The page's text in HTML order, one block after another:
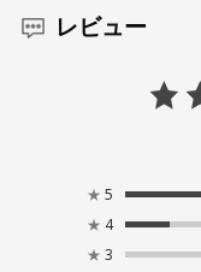
レビュー
★ 5
★ 4
★ 3